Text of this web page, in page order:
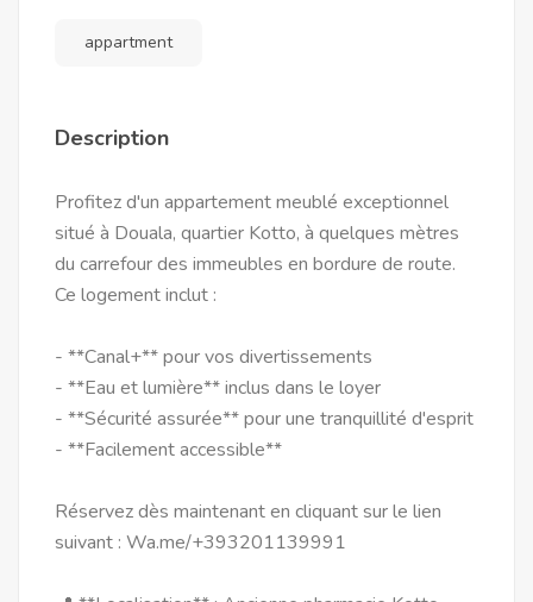
appartment
Description
Profitez d'un appartement meublé exceptionnel
situé à Douala, quartier Kotto, à quelques mètres
du carrefour des immeubles en bordure de route.
Ce logement inclut :
- **Canal+** pour vos divertissements
- **Eau et lumière** inclus dans le loyer
- **Sécurité assurée** pour une tranquillité d'esprit
- **Facilement accessible**
Réservez dès maintenant en cliquant sur le lien
suivant : Wa.me/+393201139991